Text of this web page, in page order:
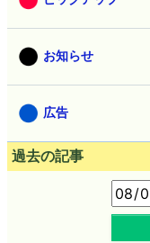
お知らせ
広告
過去の記事